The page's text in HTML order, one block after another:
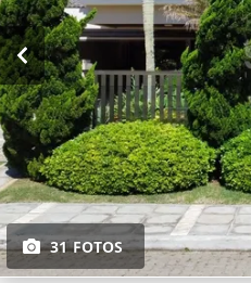
31 FOTOS